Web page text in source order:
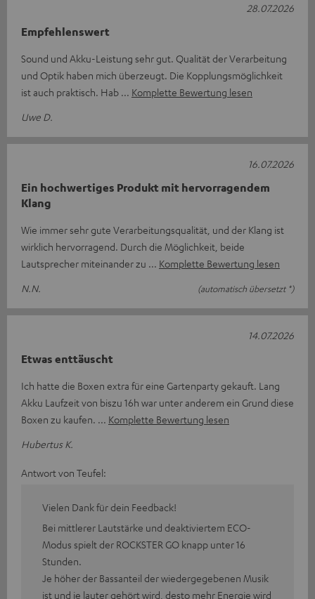
Empfehlenswert
Sound und Akku-Leistung sehr gut. Qualität der Verarbeitung
und Optik haben mich überzeugt. Die Kopplungsmöglichkeit
ist auch praktisch. Hab
Komplette Bewertung lesen
Uwe D.
28.07.2026
Ein hochwertiges Produkt mit hervorragendem
Klang
Wie immer sehr gute Verarbeitungsqualität, und der Klang ist
wirklich hervorragend. Durch die Möglichkeit, beide
Lautsprecher miteinander zu
Komplette Bewertung lesen
N.N.
(automatisch übersetzt *)
16.07.2026
Etwas enttäuscht
Ich hatte die Boxen extra für eine Gartenparty gekauft. Lang
Akku Laufzeit von biszu 16h war unter anderem ein Grund diese
Boxen zu kaufen.
Komplette Bewertung lesen
Hubertus K.
14.07.2026
Antwort von Teufel:
Vielen Dank für dein Feedback!
Bei mittlerer Lautstärke und deaktiviertem ECO-
Modus spielt der ROCKSTER GO knapp unter 16
Stunden.
Je höher der Bassanteil der wiedergegebenen Musik
ist und je lauter gehört wird, desto mehr Energie wird